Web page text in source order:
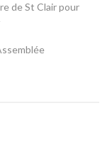
de St Clair pour